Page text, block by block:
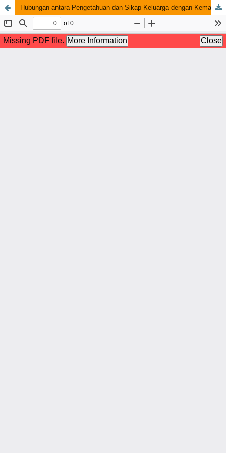
Hubungan antara Pengetahuan dan Sikap Keluarga dengan Kemampuan dalam Pelaksanaan Oral Hygiene di Ruang Musdalifah RSI Siti Khadijah Palembang